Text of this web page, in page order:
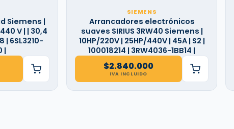
Siemens |
V | | 30,4
| 6SL3210-
|
SIEMENS
Arrancadores electrónicos
suaves SIRIUS 3RW40 Siemens |
10HP/220V | 25HP/440V | 45A | S2 |
100018214 | 3RW4036-1BB14 |
$2.840.000
IVA INCLUIDO